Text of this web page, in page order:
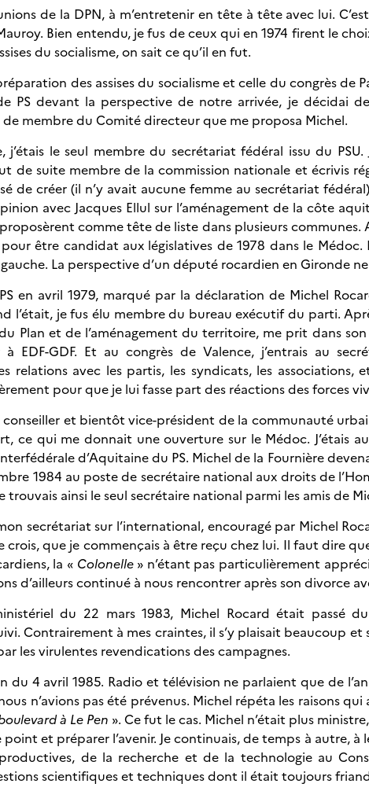
de la DPN, à m’entretenir en tête à tête avec lui.
Bien entendu, je fus de ceux qui en 1974 firent le
du socialisme, on sait ce qu’il en fut.
des assises du socialisme et celle du congrès de
PS devant la perspective de notre arrivée, je décidai
membre du Comité directeur que me proposa Michel.
le seul membre du secrétariat fédéral issu du
de suite membre de la commission nationale et écrivis
de créer (il n’y avait aucune femme au secrétariat
avec Jacques Ellul sur l’aménagement de la côte
comme tête de liste dans plusieurs communes.
être candidat aux législatives de 1978 dans le
La perspective d’un député rocardien en Gironde
en avril 1979, marqué par la déclaration de Michel
l’était, je fus élu membre du bureau exécutif du parti.
Plan et de l’aménagement du territoire, me prit dans
à EDF-GDF. Et au congrès de Valence, j’entrais au
relations avec les partis, les syndicats, les
pour que je lui fasse part des réactions des forces
conseiller et bientôt vice-président de la communauté
ce qui me donnait une ouverture sur le Médoc. J’étais
d’Aquitaine du PS. Michel de la Fournière
1984 au poste de secrétaire national aux droits de
ainsi le seul secrétaire national parmi les amis de
secrétariat sur l’international, encouragé par Michel
que je commençais à être reçu chez lui. Il faut dire
la « Colonelle» n’étant pas particulièrement
d’ailleurs continué à nous rencontrer après son divorce
du 22 mars 1983, Michel Rocard était passé
Contrairement à mes craintes, il s’y plaisait beaucoup
les virulentes revendications des campagnes.
du 4 avril 1985. Radio et télévision ne parlaient que de
n’avions pas été prévenus. Michel répéta les raisons
à Le Pen ». Ce fut le cas. Michel n’était plus
et préparer l’avenir. Je continuais, de temps à autre,
de la recherche et de la technologie au
scientifiques et techniques dont il était toujours